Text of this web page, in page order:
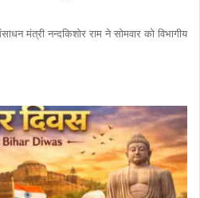
मंत्री नन्दकिशोर राम ने सोमवार को विभागीय